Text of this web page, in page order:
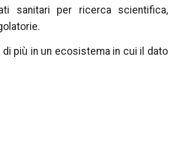
sanitari per ricerca scientifica,
più in un ecosistema in cui il dato